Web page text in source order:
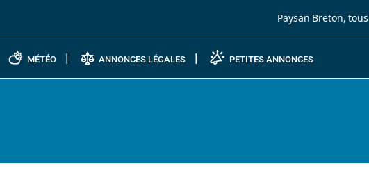
Paysan Breton,
MÉTÉO ANNONCES LÉGALES PETITES ANNONCES